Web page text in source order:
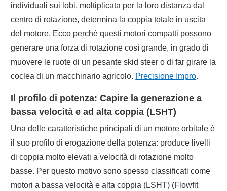
individuali sui lobi, moltiplicata per la loro distanza dal
centro di rotazione, determina la coppia totale in uscita
del motore. Ecco perché questi motori compatti possono
generare una forza di rotazione così grande, in grado di
muovere le ruote di un pesante skid steer o di far girare la
coclea di un macchinario agricolo. Precisione Impro.
Il profilo di potenza: Capire la generazione a
bassa velocità e ad alta coppia (LSHT)
Una delle caratteristiche principali di un motore orbitale è
il suo profilo di erogazione della potenza: produce livelli
di coppia molto elevati a velocità di rotazione molto
basse. Per questo motivo sono spesso classificati come
motori a bassa velocità e alta coppia (LSHT) (Flowfit